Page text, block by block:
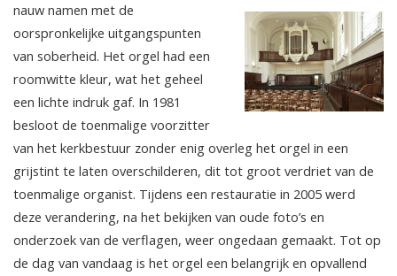
nauw namen met de
oorspronkelijke uitgangspunten
van soberheid. Het orgel had een
roomwitte kleur, wat het geheel
een lichte indruk gaf. In 1981
besloot de toenmalige voorzitter
van het kerkbestuur zonder enig overleg het orgel in een
grijstint te laten overschilderen, dit tot groot verdriet van de
toenmalige organist. Tijdens een restauratie in 2005 werd
deze verandering, na het bekijken van oude foto’s en
onderzoek van de verflagen, weer ongedaan gemaakt. Tot op
de dag van vandaag is het orgel een belangrijk en opvallend